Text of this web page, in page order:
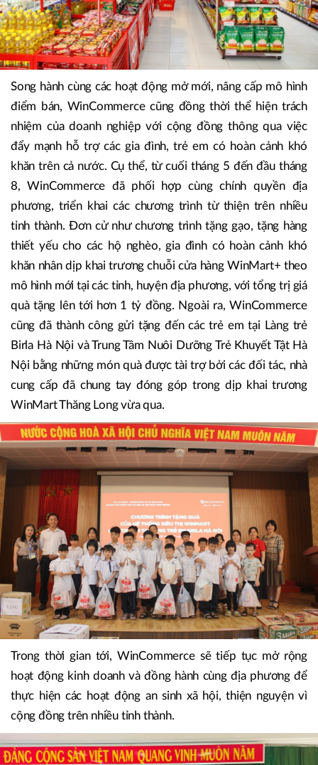
Song hành cùng các hoạt động mở mới, nâng cấp mô hình
điểm bán, WinCommerce cũng đồng thời thể hiện trách
nhiệm của doanh nghiệp với cộng đồng thông qua việc
đẩy mạnh hỗ trợ các gia đình, trẻ em có hoàn cảnh khó
khăn trên cả nước. Cụ thể, từ cuối tháng 5 đến đầu tháng
8, WinCommerce đã phối hợp cùng chính quyền địa
phương, triển khai các chương trình từ thiện trên nhiều
tỉnh thành. Đơn cử như chương trình tặng gạo, tặng hàng
thiết yếu cho các hộ nghèo, gia đình có hoàn cảnh khó
khăn nhân dịp khai trương chuỗi cửa hàng WinMart+ theo
mô hình mới tại các tỉnh, huyện địa phương, với tổng trị giá
quà tặng lên tới hơn 1 tỷ đồng. Ngoài ra, WinCommerce
cũng đã thành công gửi tặng đến các trẻ em tại Làng trẻ
Birla Hà Nội và Trung Tâm Nuôi Dưỡng Trẻ Khuyết Tật Hà
Nội bằng những món quà được tài trợ bởi các đối tác, nhà
cung cấp đã chung tay đóng góp trong dịp khai trương
WinMart Thăng Long vừa qua.
Trong thời gian tới, WinCommerce sẽ tiếp tục mở rộng